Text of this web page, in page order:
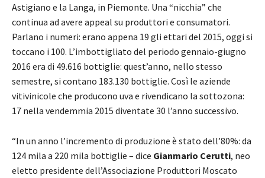
Astigiano e la Langa, in Piemonte. Una “nicchia” che
continua ad avere appeal su produttori e consumatori.
Parlano i numeri: erano appena 19 gli ettari del 2015, oggi si
toccano i 100. L’imbottigliato del periodo gennaio-giugno
2016 era di 49.616 bottiglie: quest’anno, nello stesso
semestre, si contano 183.130 bottiglie. Così le aziende
vitivinicole che producono uva e rivendicano la sottozona:
17 nella vendemmia 2015 diventate 30 l’anno successivo.
“In un anno l’incremento di produzione è stato dell’80%: da
124 mila a 220 mila bottiglie – dice Gianmario Cerutti, neo
eletto presidente dell’Associazione Produttori Moscato